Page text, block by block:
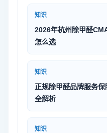
知识
2026年杭州除甲醛
怎么选
知识
正规除甲醛品牌服务
全解析
知识